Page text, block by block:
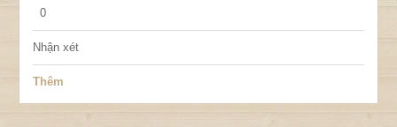
0
Nhận xét
Thêm